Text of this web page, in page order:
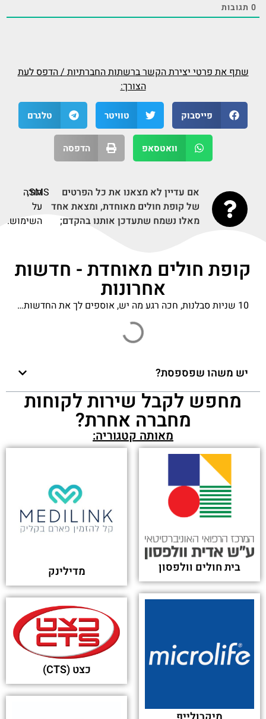
0 תגובות
שתף את פרטי יצירת הקשר ברשתות החברתיות / הדפס לעת
הצורך:
פייסבוק טוויטר טלגרם
וואטסאפ הדפסה
אם עדיין לא מצאנו את כל הפרטים
של קופת חולים מאוחדת, ומצאת אחד
מאלו נשמח שתעדכן אותנו בהקדם;
SMS,
תודה
על
השימוש.
קופת חולים מאוחדת - חדשות
אחרונות
10 שניות סבלנות, חכה רגע מה יש, אוספים לך את החדשות…
מהפכה בבדיקות ה-CT: זה המכשיר החדש של
פורסם בתאריך 16-05-2024
המדינה וקופת חולים "מאוחדת" ישלמו למעלה ממיליון
וחצי שקל פיצוי להורי תינוקת שנפטרה משעלת -
חדשות חיפה והקריות
פורסם בתאריך 14-05-2024
ynet ידיעות אחרונות
פורסם בתאריך 13-05-2024
נתוני הביטוח הלאומי: מאוחדת היא הקופה הצומחת
ביותר בשנה האחרונה - כיכר השבת
פורסם בתאריך 12-05-2024
קופת חולים מאוחדת שוברת את השוק: זה השירות
החדש שתקבלו - ice (אייס)
שיבא, מאוחדת ולאומית - יפעילו את ביה"ח החדש
בבאר שבע - כאן | תאגיד השידור הישראלי
פורסם בתאריך 18-04-2024
נסללה הדרך לבית חולים חדש בבאר שבע: מאוחדת,
לאומית ושיבא יקימו ויפעילו - ynet ידיעות אחרונות